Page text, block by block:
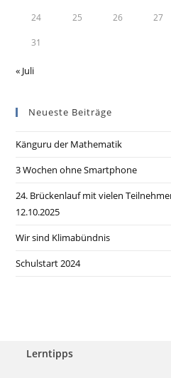
24 25 26 27
31
« Juli
Neueste Beiträge
Känguru der Mathematik
3 Wochen ohne Smartphone
24. Brückenlauf mit vielen
12.10.2025
Wir sind Klimabündnis
Schulstart 2024
Lerntipps